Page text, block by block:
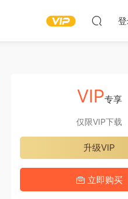
VIP专享
仅限VIP下载
升级VIP
立即购买